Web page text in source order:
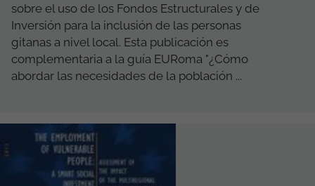
sobre el uso de los Fondos Estructurales y de
Inversión para la inclusión de las personas
gitanas a nivel local. Esta publicación es
complementaria a la guía EURoma "¿Cómo
abordar las necesidades de la población ...